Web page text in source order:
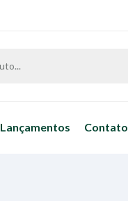
Lançamentos Contato